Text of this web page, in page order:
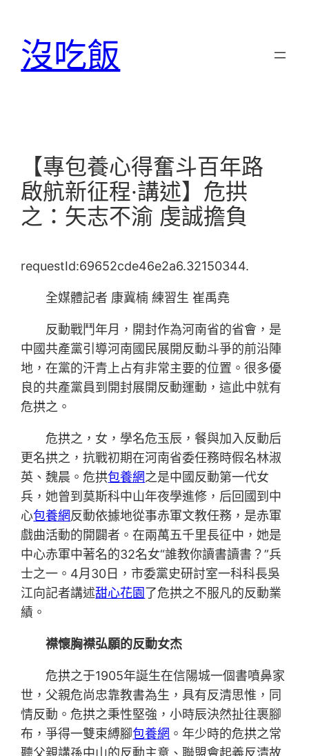
沒吃飯
【專包養心得奮斗百年路
啟航新征程·講述】危拱
之：矢志不渝 虔誠擔負
requestId:69652cde46e2a6.32150344.
全媒體記者 康冀楠 練習生 崔禹堯
反動戰鬥年月，開封作為河南省的省會，是
中國共產黨引導河南國民展開反動斗爭的前沿陣
地，在黨的汗青上占有非常主要的位置。很多優
良的共產黨員到開封展開反動運動，這此中就有
危拱之。
危拱之，女，學名危玉辰，餐與加入反動后
更名拱之，抗戰初期在河南省委任務時假名林淑
英、魏晨。危拱包養網之是中國反動第一代女
兵，她曾到莫斯科中山年夜學進修，后回國到中
心包養網反動依據地從事赤軍文教任務，是赤軍
戲曲活動的開闢者。在兩萬五千里長征中，她是
中心赤軍中著名的32名女“誰教你讀書讀書？”兵
士之一。4月30日，市委黨史研討室一科科長吳
江向記者講述甜心花園了危拱之不服凡的反動業
績。
襟懷胸襟弘願的反動女杰
危拱之于1905年誕生在信陽城一個書噴鼻家
世，父親危尚忠靠教書為生，具有反清思惟，同
情反動。危拱之秉性堅強，小時辰決然扯往裹腳
布，爭得一雙束縛腳包養網 。年少時的危拱之常